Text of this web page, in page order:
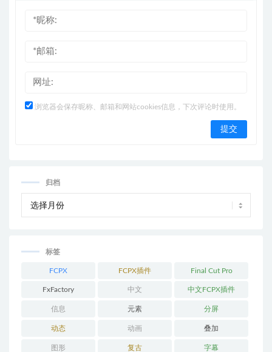
浏览器会保存昵称、邮箱和网站cookies信息，下次评论时使用。
归档
标签
FCPX FCPX插件 Final Cut Pro
FxFactory 中文 中文FCPX插件
信息 元素 分屏
动态 动画 叠加
图形 复古 字幕